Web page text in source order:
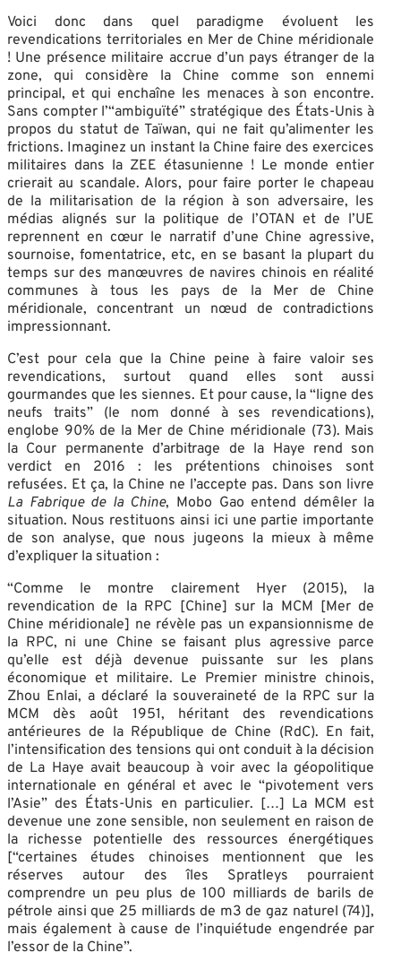
Voici donc dans quel paradigme évoluent les
revendications territoriales en Mer de Chine méridionale
! Une présence militaire accrue d’un pays étranger de la
zone, qui considère la Chine comme son ennemi
principal, et qui enchaîne les menaces à son encontre.
Sans compter l’“ambiguïté” stratégique des États-Unis à
propos du statut de Taïwan, qui ne fait qu’alimenter les
frictions. Imaginez un instant la Chine faire des exercices
militaires dans la ZEE étasunienne ! Le monde entier
crierait au scandale. Alors, pour faire porter le chapeau
de la militarisation de la région à son adversaire, les
médias alignés sur la politique de l’OTAN et de l’UE
reprennent en cœur le narratif d’une Chine agressive,
sournoise, fomentatrice, etc, en se basant la plupart du
temps sur des manœuvres de navires chinois en réalité
communes à tous les pays de la Mer de Chine
méridionale, concentrant un nœud de contradictions
impressionnant.
C’est pour cela que la Chine peine à faire valoir ses
revendications, surtout quand elles sont aussi
gourmandes que les siennes. Et pour cause, la “ligne des
neufs traits” (le nom donné à ses revendications),
englobe 90% de la Mer de Chine méridionale (73). Mais
la Cour permanente d’arbitrage de la Haye rend son
verdict en 2016 : les prétentions chinoises sont
refusées. Et ça, la Chine ne l’accepte pas. Dans son livre
La Fabrique de la Chine, Mobo Gao entend démêler la
situation. Nous restituons ainsi ici une partie importante
de son analyse, que nous jugeons la mieux à même
d’expliquer la situation :
“Comme le montre clairement Hyer (2015), la
revendication de la RPC [Chine] sur la MCM [Mer de
Chine méridionale] ne révèle pas un expansionnisme de
la RPC, ni une Chine se faisant plus agressive parce
qu’elle est déjà devenue puissante sur les plans
économique et militaire. Le Premier ministre chinois,
Zhou Enlai, a déclaré la souveraineté de la RPC sur la
MCM dès août 1951, héritant des revendications
antérieures de la République de Chine (RdC). En fait,
l’intensification des tensions qui ont conduit à la décision
de La Haye avait beaucoup à voir avec la géopolitique
internationale en général et avec le “pivotement vers
l’Asie” des États-Unis en particulier. […] La MCM est
devenue une zone sensible, non seulement en raison de
la richesse potentielle des ressources énergétiques
[“certaines études chinoises mentionnent que les
réserves autour des îles Spratleys pourraient
comprendre un peu plus de 100 milliards de barils de
pétrole ainsi que 25 milliards de m3 de gaz naturel (74)],
mais également à cause de l’inquiétude engendrée par
l’essor de la Chine”.